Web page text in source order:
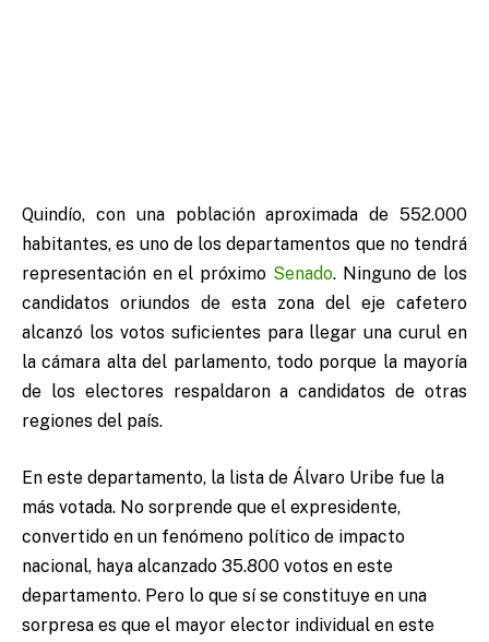
Quindío, con una población aproximada de 552.000
habitantes, es uno de los departamentos que no tendrá
representación en el próximo Senado. Ninguno de los
candidatos oriundos de esta zona del eje cafetero
alcanzó los votos suficientes para llegar una curul en
la cámara alta del parlamento, todo porque la mayoría
de los electores respaldaron a candidatos de otras
regiones del país.
En este departamento, la lista de Álvaro Uribe fue la
más votada. No sorprende que el expresidente,
convertido en un fenómeno político de impacto
nacional, haya alcanzado 35.800 votos en este
departamento. Pero lo que sí se constituye en una
sorpresa es que el mayor elector individual en este